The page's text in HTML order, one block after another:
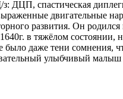
ДЦП, спастическая
двигательные
развития. Он
в тяжёлом состоянии,
было даже тени сомнения,
улыбчивый